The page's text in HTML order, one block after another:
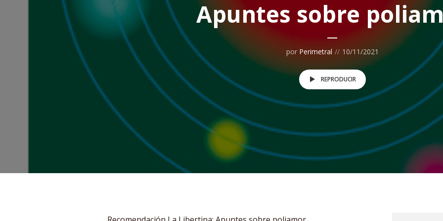
Apuntes sobre
por Perimetral 10/11/2021
REPRODUCIR